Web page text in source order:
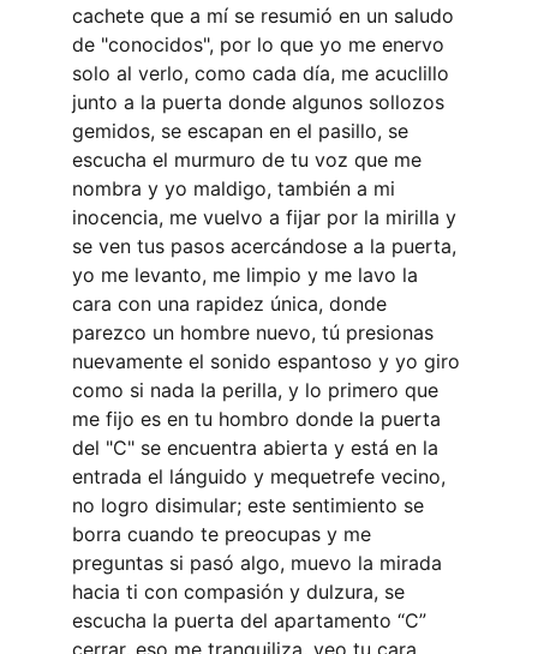
cachete que a mí se resumió en un saludo
de "conocidos", por lo que yo me enervo
solo al verlo, como cada día, me acuclillo
junto a la puerta donde algunos sollozos
gemidos, se escapan en el pasillo, se
escucha el murmuro de tu voz que me
nombra y yo maldigo, también a mi
inocencia, me vuelvo a fijar por la mirilla y
se ven tus pasos acercándose a la puerta,
yo me levanto, me limpio y me lavo la
cara con una rapidez única, donde
parezco un hombre nuevo, tú presionas
nuevamente el sonido espantoso y yo giro
como si nada la perilla, y lo primero que
me fijo es en tu hombro donde la puerta
del "C" se encuentra abierta y está en la
entrada el lánguido y mequetrefe vecino,
no logro disimular; este sentimiento se
borra cuando te preocupas y me
preguntas si pasó algo, muevo la mirada
hacia ti con compasión y dulzura, se
escucha la puerta del apartamento “C”
cerrar, eso me tranquiliza, veo tu cara